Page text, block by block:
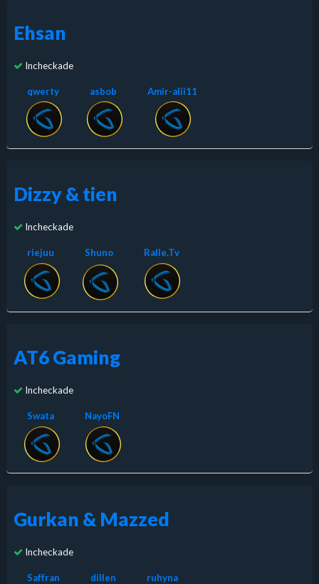
Ehsan
Incheckade
qwerty asbob Amir-alii11
Dizzy & tien
Incheckade
riejuu Shunoㅤ Ralle.Tv
AT6 Gaming
Incheckade
Swata NayoFN
Gurkan & Mazzed
Incheckade
Saffran dillen ruhyna